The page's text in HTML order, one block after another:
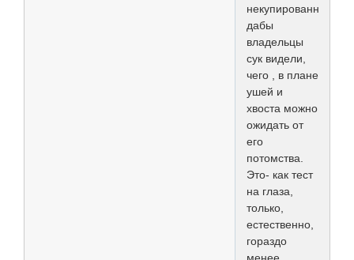
некупированного,
дабы
владельцы
сук видели,
чего , в плане
ушей и
хвоста можно
ожидать от
его
потомства.
Это- как тест
на глаза,
только,
естественно,
гораздо